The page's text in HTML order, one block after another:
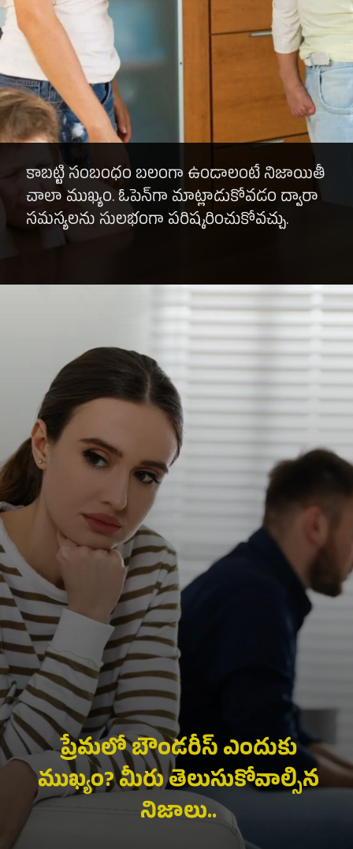
కాబట్టి సంబంధం బలంగా ఉండాలంటే నిజాయితీ
చాలా ముఖ్యం. ఓపెన్‌గా మాట్లాడుకోవడం ద్వారా
సమస్యలను సులభంగా పరిష్కరించుకోవచ్చు.
ప్రేమలో బౌండరీస్ ఎందుకు
ముఖ్యం? మీరు తెలుసుకోవాల్సిన
నిజాలు..